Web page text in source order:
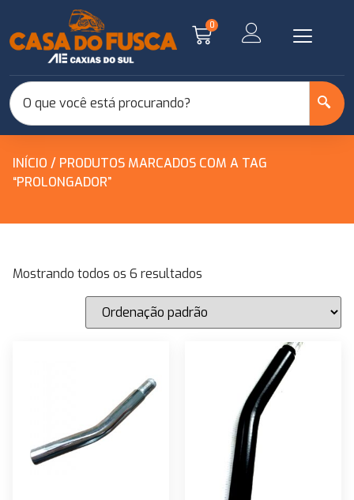
0
INÍCIO / PRODUTOS MARCADOS COM A TAG
“PROLONGADOR”
Mostrando todos os 6 resultados